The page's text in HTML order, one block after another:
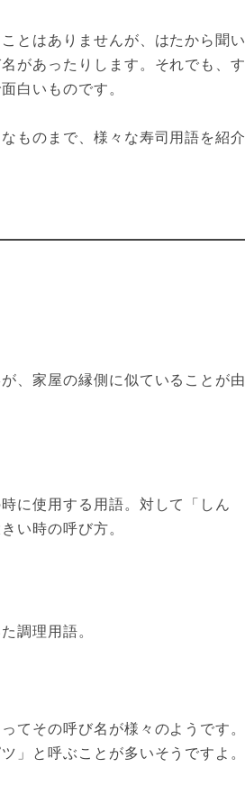
とはありませんが、はたから聞い
があったりします。それでも、す
白いものです。
ものまで、様々な寿司用語を紹介
、家屋の縁側に似ていることが由
に使用する用語。対して「しん
い時の呼び方。
調理用語。
てその呼び名が様々のようです。
」と呼ぶことが多いそうですよ。